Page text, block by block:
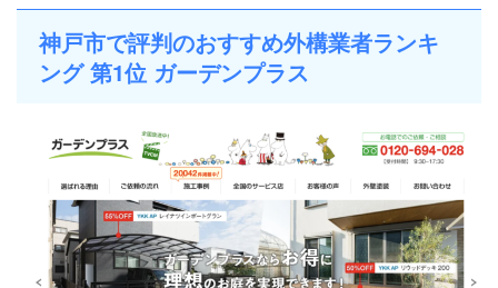
神戸市で評判のおすすめ外構業者ランキ
ング 第1位 ガーデンプラス